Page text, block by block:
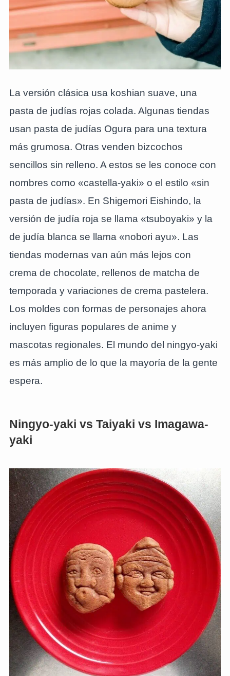
La versión clásica usa koshian suave, una
pasta de judías rojas colada. Algunas tiendas
usan pasta de judías Ogura para una textura
más grumosa. Otras venden bizcochos
sencillos sin relleno. A estos se les conoce con
nombres como «castella-yaki» o el estilo «sin
pasta de judías». En Shigemori Eishindo, la
versión de judía roja se llama «tsuboyaki» y la
de judía blanca se llama «nobori ayu». Las
tiendas modernas van aún más lejos con
crema de chocolate, rellenos de matcha de
temporada y variaciones de crema pastelera.
Los moldes con formas de personajes ahora
incluyen figuras populares de anime y
mascotas regionales. El mundo del ningyo-yaki
es más amplio de lo que la mayoría de la gente
espera.
Ningyo-yaki vs Taiyaki vs Imagawa-
yaki